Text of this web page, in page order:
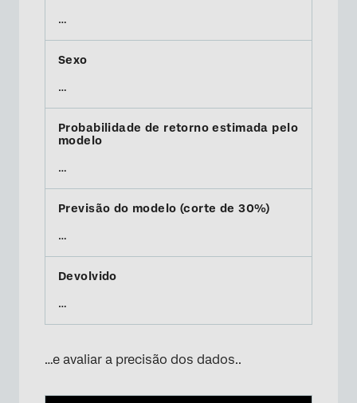
…
…
…
…
…
…e avaliar a precisão dos dados..